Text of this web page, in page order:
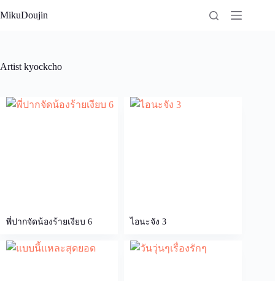
to
MikuDoujin
Artist kyockcho
พี่ปากจัดน้องร้ายเงียบ 6 ไอนะจัง 3